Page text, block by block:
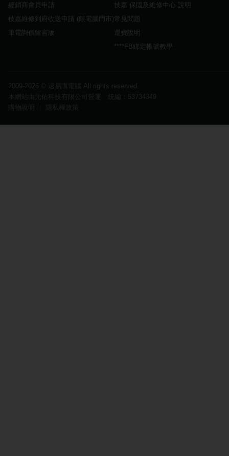
經銷商會員申請
技嘉維修到府收送申請 (限電腦門市)
筆電詢價留言版
技嘉 保固及維修中心 說明
常見問題
運費說明
****FB綁定帳號教學